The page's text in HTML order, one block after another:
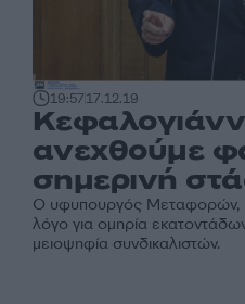
19:5717.12.19
ανεχθούμε
σημερινή
Ο υφυπουργός Μεταφορών,
λόγο για ομηρία
μειοψηφία συνδικαλιστών.